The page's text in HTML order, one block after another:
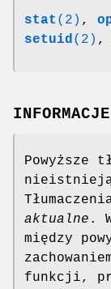
stat (2) ,
setuid (2) ,
Powyższe
aktualne .
między
funkcji,